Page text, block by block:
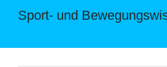
Sport- und